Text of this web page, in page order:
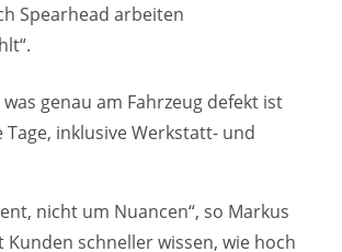
Spearhead arbeiten
genau am Fahrzeug defekt ist
inklusive Werkstatt- und
nicht um Nuancen“, so Markus
schneller wissen, wie hoch